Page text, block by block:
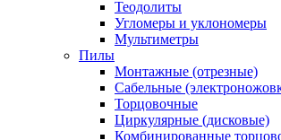
Теодолиты
Угломеры и уклономеры
Мультиметры
Пилы
Монтажные (отрезные)
Сабельные
Торцовочные
Циркулярные (дисковые)
Комбинированные